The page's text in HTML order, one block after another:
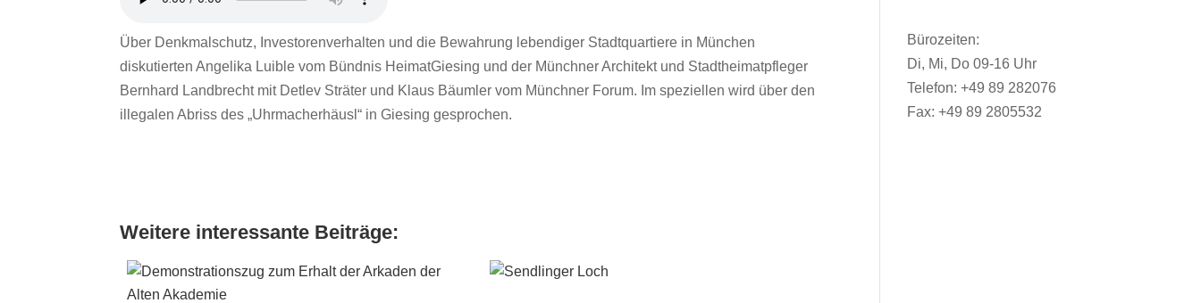
Über Denkmalschutz, Investorenverhalten und die Bewahrung lebendiger Stadtquartiere in München
diskutierten Angelika Luible vom Bündnis HeimatGiesing und der Münchner Architekt und Stadtheimatpfleger
Bernhard Landbrecht mit Detlev Sträter und Klaus Bäumler vom Münchner Forum. Im speziellen wird über den
illegalen Abriss des „Uhrmacherhäusl“ in Giesing gesprochen.
Weitere interessante Beiträge:
Bürozeiten:
Di, Mi, Do 09-16 Uhr
Telefon: +49 89 282076
Fax: +49 89 2805532